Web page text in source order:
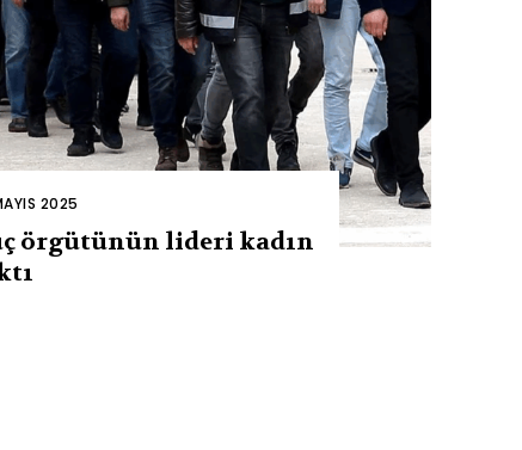
2025
örgütünün lideri kadın